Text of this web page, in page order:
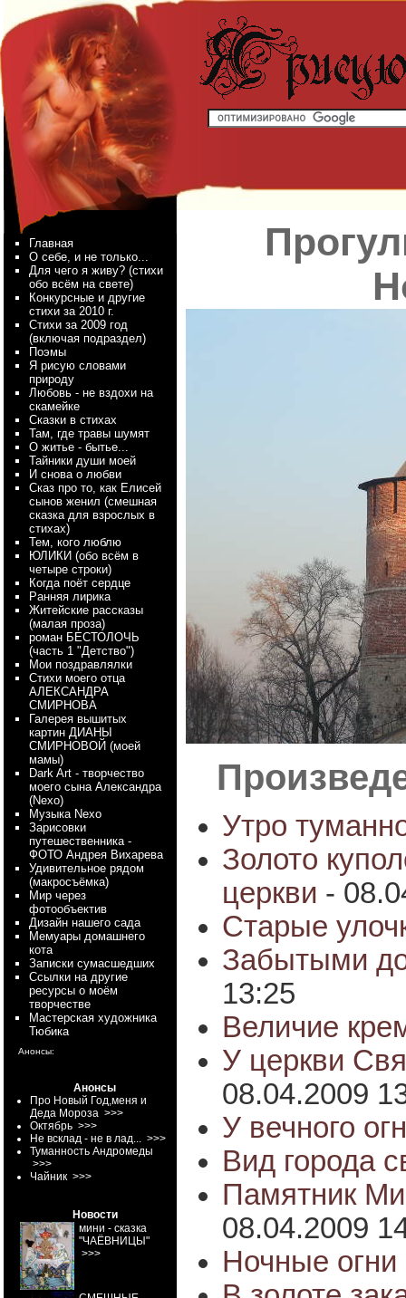
Главная
О себе, и не только...
Для чего я живу? (стихи
обо всём на свете)
Конкурсные и другие
стихи за 2010 г.
Стихи за 2009 год
(включая подраздел)
Поэмы
Я рисую словами
природу
Любовь - не вздохи на
скамейке
Сказки в стихах
Там, где травы шумят
О житье - бытье...
Тайники души моей
И снова о любви
Сказ про то, как Елисей
сынов женил (смешная
сказка для взрослых в
стихах)
Тем, кого люблю
ЮЛИКИ (обо всём в
четыре строки)
Когда поёт сердце
Ранняя лирика
Житейские рассказы
(малая проза)
роман БЕСТОЛОЧЬ
(часть 1 "Детство")
Мои поздравлялки
Стихи моего отца
АЛЕКСАНДРА
СМИРНОВА
Галерея вышитых
картин ДИАНЫ
СМИРНОВОЙ (моей
мамы)
Dark Art - творчество
моего сына Александра
(Nexo)
Myзыка Nexo
Зарисовки
путешественника -
ФОТО Андрея Вихарева
Удивительное рядом
(макросъёмка)
Мир через
фотообъектив
Дизайн нашего сада
Мемуары домашнего
кота
Записки сумасшедших
Ссылки на другие
ресурсы о моём
творчестве
Мастерская художника
Тюбика
Анонсы:
Анонсы
Про Новый Год,меня и
Деда Мороза >>>
Октябрь >>>
Не всклад - не в лад... >>>
Туманность Андромеды
>>>
Чайник >>>
Новости
мини - сказка
"ЧАЁВНИЦЫ"
>>>
Утро
Золото
церкви -
Старые
Забытыми
13:25
Величие
У церкви
08.04.2009
У вечного
Вид города
Памятник
08.04.2009
Ночные огни